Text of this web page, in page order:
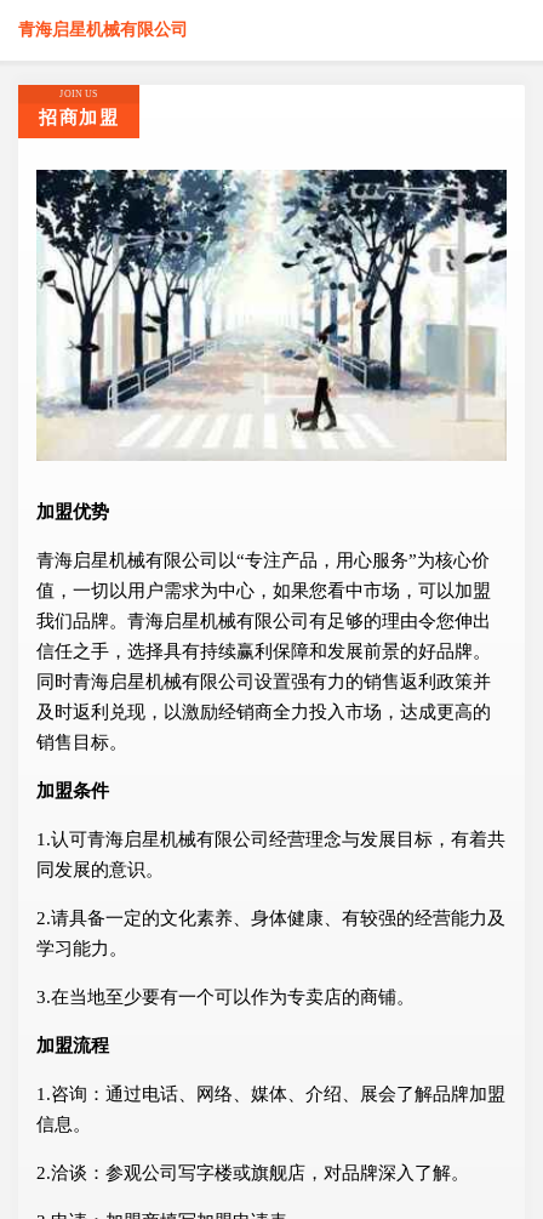
青海启星机械有限公司
JOIN US
招商加盟
加盟优势
青海启星机械有限公司以“专注产品，用心服务”为核心价
值，一切以用户需求为中心，如果您看中市场，可以加盟
我们品牌。青海启星机械有限公司有足够的理由令您伸出
信任之手，选择具有持续赢利保障和发展前景的好品牌。
同时青海启星机械有限公司设置强有力的销售返利政策并
及时返利兑现，以激励经销商全力投入市场，达成更高的
销售目标。
加盟条件
1.认可青海启星机械有限公司经营理念与发展目标，有着共
同发展的意识。
2.请具备一定的文化素养、身体健康、有较强的经营能力及
学习能力。
3.在当地至少要有一个可以作为专卖店的商铺。
加盟流程
1.咨询：通过电话、网络、媒体、介绍、展会了解品牌加盟
信息。
2.洽谈：参观公司写字楼或旗舰店，对品牌深入了解。